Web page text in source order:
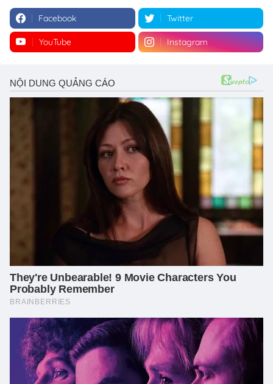
Facebook Twitter
YouTube Instagram